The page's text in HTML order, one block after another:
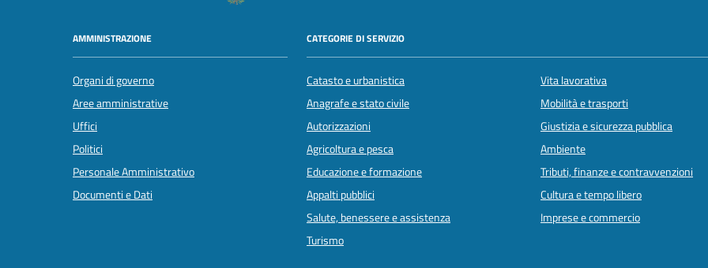
AMMINISTRAZIONE
Organi di governo
Aree amministrative
Uffici
Politici
Personale Amministrativo
Documenti e Dati
CATEGORIE DI SERVIZIO
Catasto e urbanistica
Anagrafe e stato civile
Autorizzazioni
Agricoltura e pesca
Educazione e formazione
Appalti pubblici
Salute, benessere e assistenza
Turismo
Vita lavorativa
Mobilità e trasporti
Giustizia e sicurezza pubblica
Ambiente
Tributi, finanze e contravvenzioni
Cultura e tempo libero
Imprese e commercio